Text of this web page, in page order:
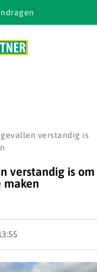
verstandig is
verstandig is om
maken